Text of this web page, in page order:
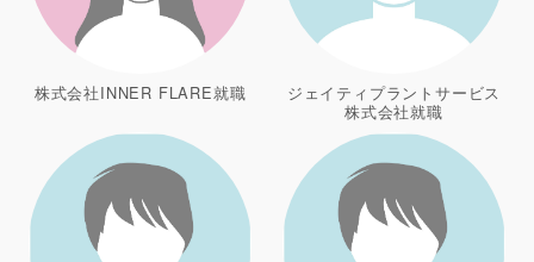
株式会社INNER FLARE就職
ジェイティプラントサービス
株式会社就職